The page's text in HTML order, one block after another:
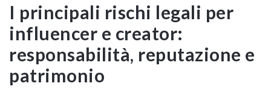
I principali rischi legali per
influencer e creator:
responsabilità, reputazione e
patrimonio